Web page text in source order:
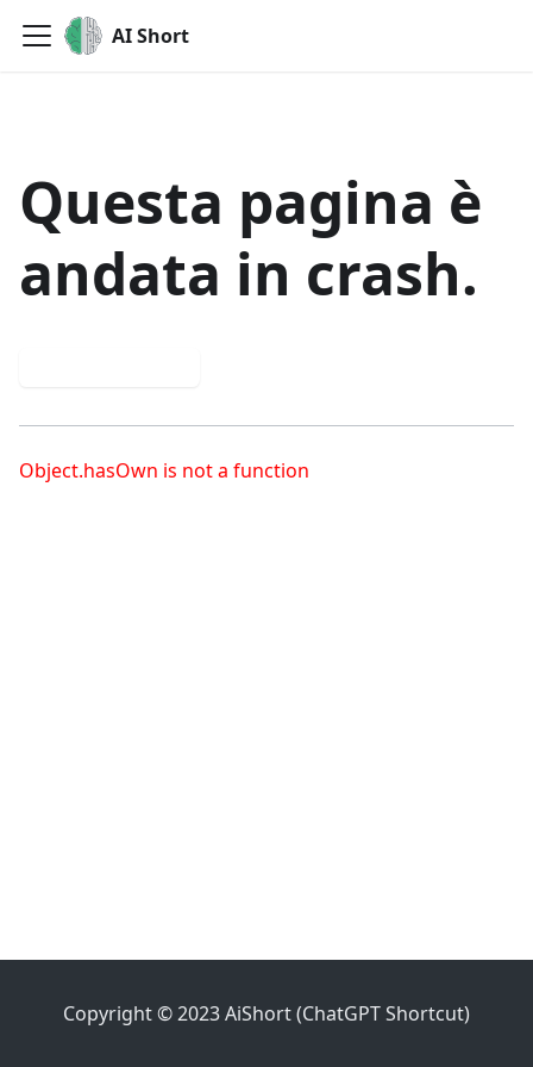
AI Short
Questa pagina è
andata in crash.
Object.hasOwn is not a function
Copyright © 2023 AiShort (ChatGPT Shortcut)